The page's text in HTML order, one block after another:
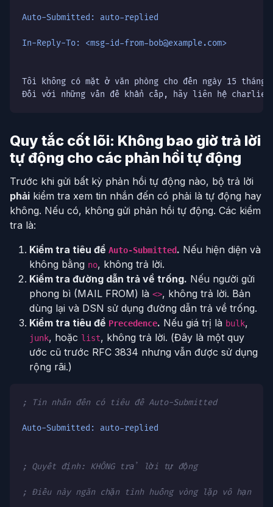
Auto-Submitted: auto-replied
In-Reply-To: <msg-id-from-bob@example.com>
Tôi không có mặt ở văn phòng cho đến ngày 15 tháng
Đối với những vấn đề khẩn cấp, hãy liên hệ
Quy tắc cốt lõi: Không bao giờ trả lời
tự động cho các phản hồi tự động
Trước khi gửi bất kỳ phản hồi tự động nào, bộ trả lời
phải kiểm tra xem tin nhắn đến có phải là tự động hay
không. Nếu có, không gửi phản hồi tự động. Các kiểm
tra là:
Kiểm tra tiêu đề Auto-Submitted. Nếu hiện diện và
không bằng no, không trả lời.
Kiểm tra đường dẫn trả về trống. Nếu người gửi
phong bì (MAIL FROM) là <>, không trả lời. Bản
dùng lại và DSN sử dụng đường dẫn trả về trống.
Kiểm tra tiêu đề Precedence. Nếu giá trị là bulk,
junk, hoặc list, không trả lời. (Đây là một quy
ước cũ trước RFC 3834 nhưng vẫn được sử dụng
rộng rãi.)
; Tin nhắn đến có tiêu đề Auto-Submitted
Auto-Submitted: auto-replied
; Quyết định: KHÔNG trả lời tự động
; Điều này ngăn chặn tình huống vòng lặp vô hạn